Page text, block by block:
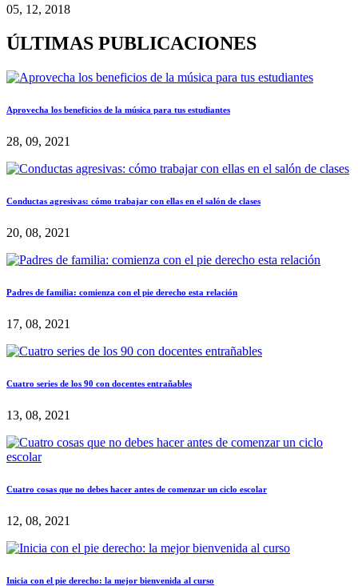
05, 12, 2018
ÚLTIMAS PUBLICACIONES
Aprovecha los beneficios de la música para tus estudiantes
28, 09, 2021
Conductas agresivas: cómo trabajar con ellas en el salón de clases
20, 08, 2021
Padres de familia: comienza con el pie derecho esta relación
17, 08, 2021
Cuatro series de los 90 con docentes entrañables
13, 08, 2021
Cuatro cosas que no debes hacer antes de comenzar un ciclo escolar
12, 08, 2021
Inicia con el pie derecho: la mejor bienvenida al curso